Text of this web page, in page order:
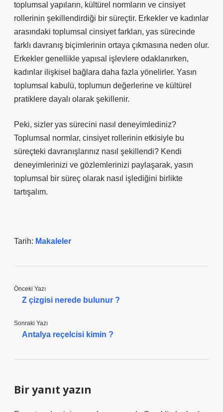
toplumsal yapıların, kültürel normların ve cinsiyet
rollerinin şekillendirdiği bir süreçtir. Erkekler ve kadınlar
arasındaki toplumsal cinsiyet farkları, yas sürecinde
farklı davranış biçimlerinin ortaya çıkmasına neden olur.
Erkekler genellikle yapısal işlevlere odaklanırken,
kadınlar ilişkisel bağlara daha fazla yönelirler. Yasın
toplumsal kabulü, toplumun değerlerine ve kültürel
pratiklere dayalı olarak şekillenir.
Peki, sizler yas sürecini nasıl deneyimlediniz?
Toplumsal normlar, cinsiyet rollerinin etkisiyle bu
süreçteki davranışlarınız nasıl şekillendi? Kendi
deneyimlerinizi ve gözlemlerinizi paylaşarak, yasın
toplumsal bir süreç olarak nasıl işlediğini birlikte
tartışalım.
Tarih: Makaleler
Önceki Yazı
Z çizgisi nerede bulunur ?
Sonraki Yazı
Antalya reçelcisi kimin ?
Bir yanıt yazın